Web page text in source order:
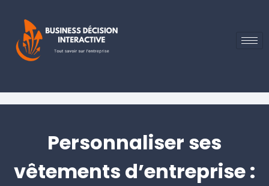
Personnaliser ses
vêtements d’entreprise :